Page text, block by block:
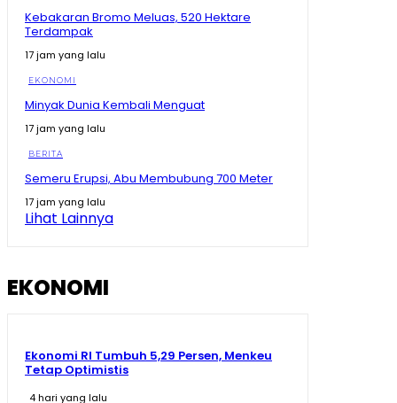
10:12
Penenetang Sayembara Tangkap Begal
12:05
Mulyadi Buat Begal Harus Takut Warga
10:05
Kebakaran Bromo Meluas, 520 Hektare
Terdampak
17 jam yang lalu
EKONOMI
Minyak Dunia Kembali Menguat
17 jam yang lalu
BERITA
Semeru Erupsi, Abu Membubung 700 Meter
17 jam yang lalu
Lihat Lainnya
EKONOMI
Ekonomi RI Tumbuh 5,29 Persen, Menkeu
Tetap Optimistis
4 hari yang lalu